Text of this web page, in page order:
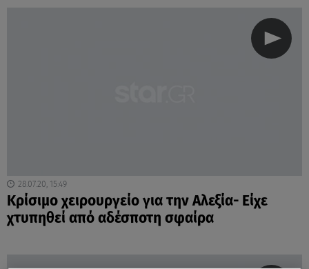
28.07.20, 15:49
Κρίσιμο χειρουργείο για την Αλεξία- Είχε
χτυπηθεί από αδέσποτη σφαίρα